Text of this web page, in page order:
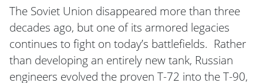
The Soviet Union disappeared more than three
decades ago, but one of its armored legacies
continues to fight on today’s battlefields. Rather
than developing an entirely new tank, Russian
engineers evolved the proven T-72 into the T-90,